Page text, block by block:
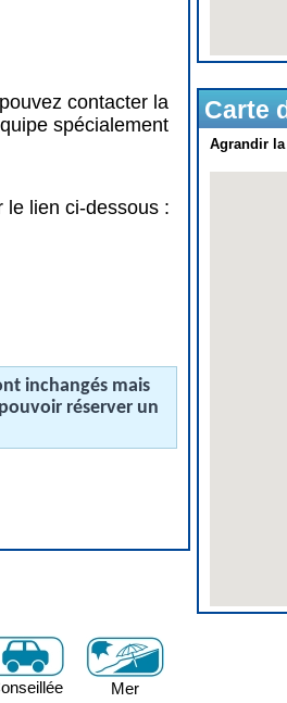
contacter la
spécialement
le lien ci-dessous :
inchangés mais
réserver un
Mer
Carte
Agrandir la